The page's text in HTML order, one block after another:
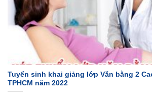
Tuyển sinh khai giảng lớp Văn bằng 2
TPHCM năm 2022